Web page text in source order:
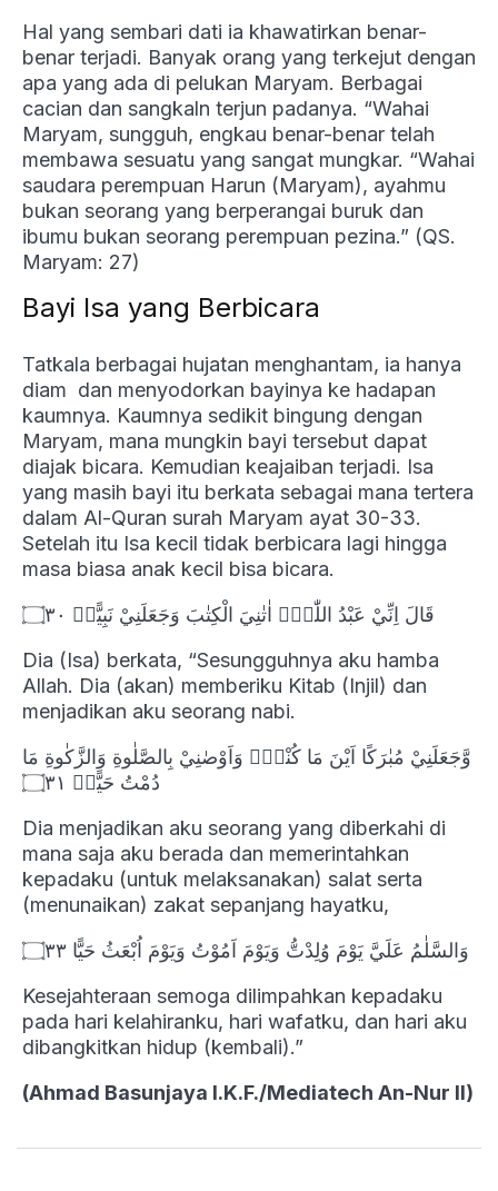
Hal yang sembari dati ia khawatirkan benar-
benar terjadi. Banyak orang yang terkejut dengan
apa yang ada di pelukan Maryam. Berbagai
cacian dan sangkaln terjun padanya. “Wahai
Maryam, sungguh, engkau benar-benar telah
membawa sesuatu yang sangat mungkar. “Wahai
saudara perempuan Harun (Maryam), ayahmu
bukan seorang yang berperangai buruk dan
ibumu bukan seorang perempuan pezina.” (QS.
Maryam: 27)
Bayi Isa yang Berbicara
Tatkala berbagai hujatan menghantam, ia hanya
diam dan menyodorkan bayinya ke hadapan
kaumnya. Kaumnya sedikit bingung dengan
Maryam, mana mungkin bayi tersebut dapat
diajak bicara. Kemudian keajaiban terjadi. Isa
yang masih bayi itu berkata sebagai mana tertera
dalam Al-Quran surah Maryam ayat 30-33.
Setelah itu Isa kecil tidak berbicara lagi hingga
masa biasa anak kecil bisa bicara.
قَالَ اِنِّيْ عَبْدُ اللّٰهِۗ اٰتٰنِيَ الْكِتٰبَ وَجَعَلَنِيْ نَبِيًّاۙ ۝٣٠
Dia (Isa) berkata, “Sesungguhnya aku hamba
Allah. Dia (akan) memberiku Kitab (Injil) dan
menjadikan aku seorang nabi.
وَّجَعَلَنِيْ مُبٰرَكًا اَيْنَ مَا كُنْتُۖ وَاَوْصٰنِيْ بِالصَّلٰوةِ وَالزَّكٰوةِ مَا
دُمْتُ حَيًّاۖ ۝٣١
Dia menjadikan aku seorang yang diberkahi di
mana saja aku berada dan memerintahkan
kepadaku (untuk melaksanakan) salat serta
(menunaikan) zakat sepanjang hayatku,
وَالسَّلٰمُ عَلَيَّ يَوْمَ وُلِدْتُّ وَيَوْمَ اَمُوْتُ وَيَوْمَ اُبْعَثُ حَيًّا ۝٣٣
Kesejahteraan semoga dilimpahkan kepadaku
pada hari kelahiranku, hari wafatku, dan hari aku
dibangkitkan hidup (kembali).”
(Ahmad Basunjaya I.K.F./Mediatech An-Nur II)